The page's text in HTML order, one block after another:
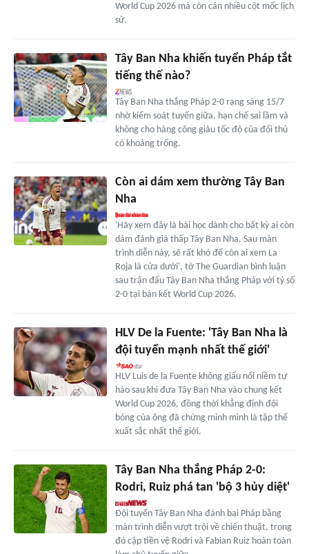
World Cup 2026 mà còn cán nhiều cột mốc lịch
sử.
Tây Ban Nha khiến tuyển Pháp tắt
tiếng thế nào?
Tây Ban Nha thắng Pháp 2-0 rạng sáng 15/7
nhờ kiểm soát tuyến giữa, hạn chế sai lầm và
không cho hàng công giàu tốc độ của đối thủ
có khoảng trống.
Còn ai dám xem thường Tây Ban
Nha
'Hãy xem đây là bài học dành cho bất kỳ ai còn
dám đánh giá thấp Tây Ban Nha. Sau màn
trình diễn này, sẽ rất khó để còn ai xem La
Roja là cửa dưới', tờ The Guardian bình luận
sau trận đấu Tây Ban Nha thắng Pháp với tỷ số
2-0 tại bán kết World Cup 2026.
HLV De la Fuente: 'Tây Ban Nha là
đội tuyển mạnh nhất thế giới'
HLV Luis de la Fuente không giấu nổi niềm tự
hào sau khi đưa Tây Ban Nha vào chung kết
World Cup 2026, đồng thời khẳng định đội
bóng của ông đã chứng minh mình là tập thể
xuất sắc nhất thế giới.
Tây Ban Nha thắng Pháp 2-0:
Rodri, Ruiz phá tan 'bộ 3 hủy diệt'
Đội tuyển Tây Ban Nha đánh bại Pháp bằng
màn trình diễn vượt trội về chiến thuật, trong
đó cặp tiền vệ Rodri và Fabian Ruiz hoàn toàn